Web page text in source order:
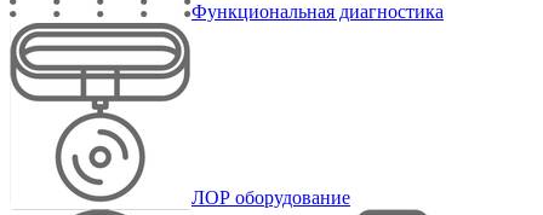
Функциональная диагностика
ЛОР оборудование